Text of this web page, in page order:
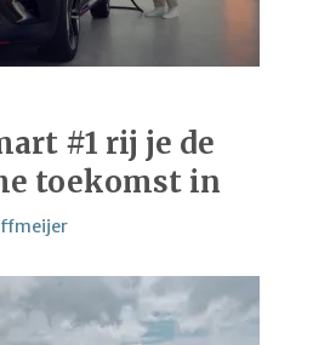
#1 rij je de
toekomst in